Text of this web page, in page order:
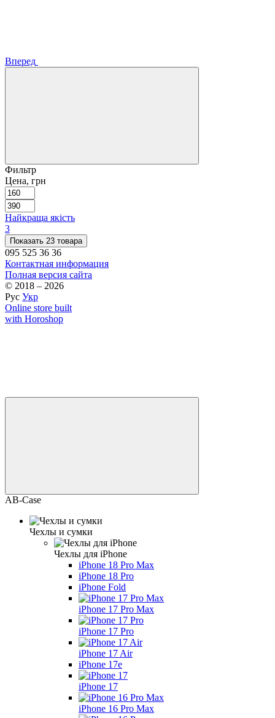
Вперед
Фильтр
Цена, грн
Найкраща якість
3
Показать 23 товара
095 525 36 36
Контактная информация
Полная версия сайта
© 2018 – 2026
Рус Укр
Online store built
with Horoshop
AB-Case
Чехлы и сумки
Чехлы для iPhone
iPhone 18 Pro Max
iPhone 18 Pro
iPhone Fold
iPhone 17 Pro Max
iPhone 17 Pro
iPhone 17 Air
iPhone 17е
iPhone 17
iPhone 16 Pro Max